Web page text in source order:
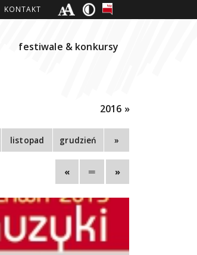
KONTAKT
festiwale & konkursy
2016 »
listopad grudzień »
»
═
«